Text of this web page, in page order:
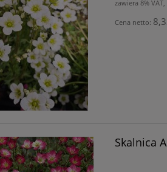
zawiera 8%
Cena netto:
Skalnica